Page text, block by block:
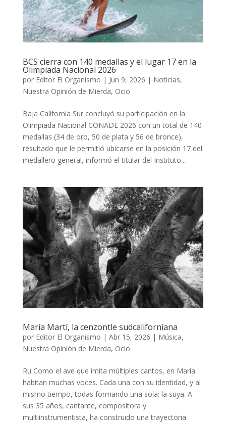
BCS cierra con 140 medallas y el lugar 17 en la
Olimpiada Nacional 2026
por Editor El Organismo | Jun 9, 2026 | Noticias,
Nuestra Opinión de Mierda, Ocio
Baja California Sur concluyó su participación en la
Olimpiada Nacional CONADE 2026 con un total de 140
medallas (34 de oro, 50 de plata y 56 de bronce),
resultado que le permitió ubicarse en la posición 17 del
medallero general, informó el titular del Instituto...
María Martí, la cenzontle sudcaliforniana
por Editor El Organismo | Abr 15, 2026 | Música,
Nuestra Opinión de Mierda, Ocio
Ru Como el ave que imita múltiples cantos, en María
habitan muchas voces. Cada una con su identidad, y al
mismo tiempo, todas formando una sola: la suya. A
sus 35 años, cantante, compositora y
multiinstrumentista, ha construido una trayectoria